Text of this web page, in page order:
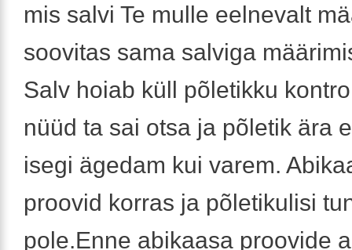
mis salvi Te mulle eelnevalt
soovitas sama salviga
Salv hoiab küll põletikku
nüüd ta sai otsa ja põletik ära
isegi ägedam kui varem.
proovid korras ja põletikulisi
pole.Enne abikaasa proovide